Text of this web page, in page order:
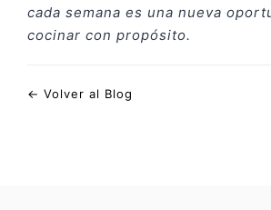
cada semana es una nueva
cocinar con propósito.
← Volver al Blog